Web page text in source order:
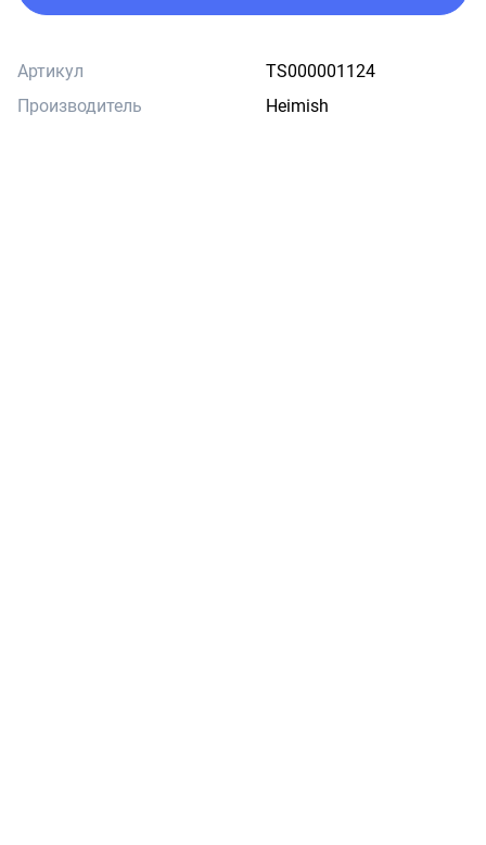
Артикул
TS000001124
Производитель
Heimish